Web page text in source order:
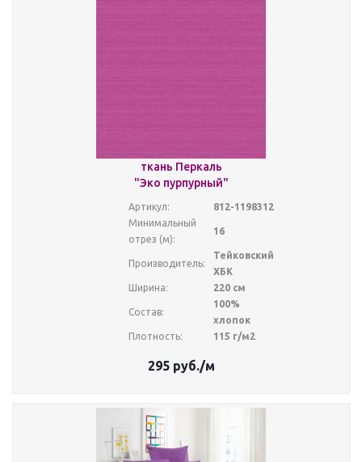
ткань Перкаль
"Эко пурпурный"
Артикул:
812-1198312
Минимальный
отрез (м):
16
Производитель:
Тейковский
ХБК
Ширина:
220 см
Состав:
100%
хлопок
Плотность:
115 г/м2
295руб./м